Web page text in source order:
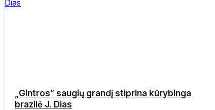
„Gintros“ saugių grandį stiprina kūrybinga
brazilė J. Dias